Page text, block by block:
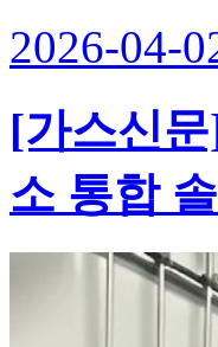
2026-04-
[가스신문
소 통합